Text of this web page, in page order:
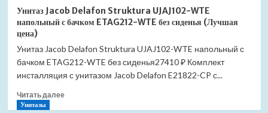
цена)
Душевой
поддон
прямоугольный
B/CL-
S
900×1000
51
Унитаз Jacob Delafon Struktura UJAJ102-WTE
напольный с бачком ETAG212-WTE без сиденья (Лучшая
цена)
Унитаз Jacob Delafon Struktura UJAJ102-WTE напольный с
бачком ETAG212-WTE без сиденья27410 ₽ Комплект
инсталляция с унитазом Jacob Delafon E21822-CP с...
Читать далееПрочитать
Унитазы